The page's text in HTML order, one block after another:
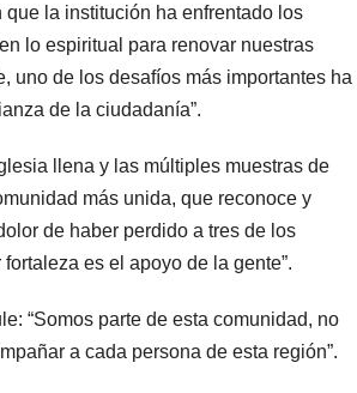
la institución ha enfrentado los
lo espiritual para renovar nuestras
uno de los desafíos más importantes ha
de la ciudadanía”.
llena y las múltiples muestras de
más unida, que reconoce y
de haber perdido a tres de los
es el apoyo de la gente”.
“Somos parte de esta comunidad, no
a cada persona de esta región”.